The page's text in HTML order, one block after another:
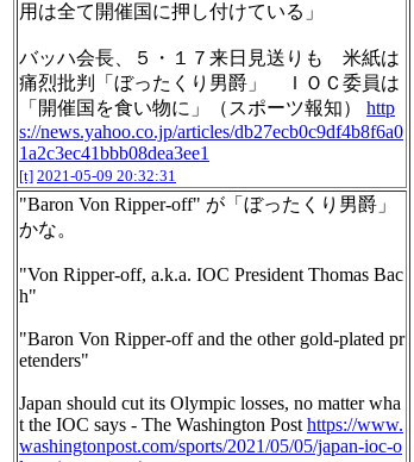
用は全て開催国に押し付けている」
バッハ会長、５・１７来日見送りも 米紙は
痛烈批判「ぼったくり男爵」 ＩＯＣ委員は
「開催国を食い物に」（スポーツ報知） http
s://news.yahoo.co.jp/articles/db27ecb0c9df4b8f6a0
1a2c3ec41bbb08dea3ee1
[t] 2021-05-09 20:32:31
"Baron Von Ripper-off" が「ぼったくり男爵」
かな。
"Von Ripper-off, a.k.a. IOC President Thomas Bac
h"
"Baron Von Ripper-off and the other gold-plated pr
etenders"
Japan should cut its Olympic losses, no matter wha
t the IOC says - The Washington Posthttps://www.
washingtonpost.com/sports/2021/05/05/japan-ioc-o